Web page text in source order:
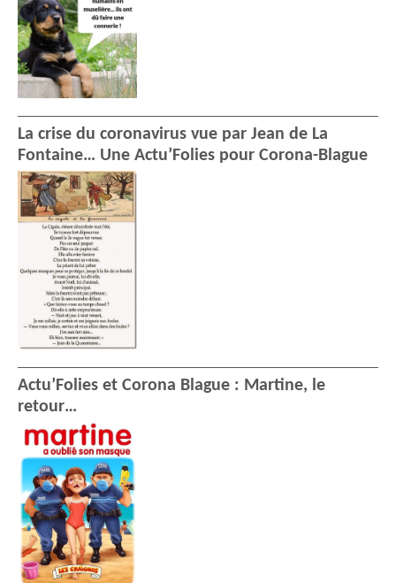
La crise du coronavirus vue par Jean de La
Fontaine… Une Actu’Folies pour Corona-Blague
Actu’Folies et Corona Blague : Martine, le
retour…